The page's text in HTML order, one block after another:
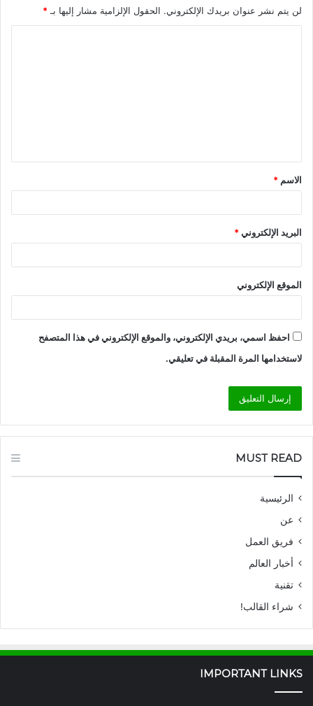
لن يتم نشر عنوان بريدك الإلكتروني. الحقول الإلزامية مشار إليها بـ*
ق
*
الاسم *
البريد الإلكتروني*
الموقع الإلكتروني
احفظ اسمي، بريدي الإلكتروني، والموقع الإلكتروني في هذا المتصفح
لاستخدامها المرة المقبلة في تعليقي.
MUST READ
الرئيسية
عن
فريق العمل
أخبار العالم
تقنية
شراء القالب!
IMPORTANT LINKS